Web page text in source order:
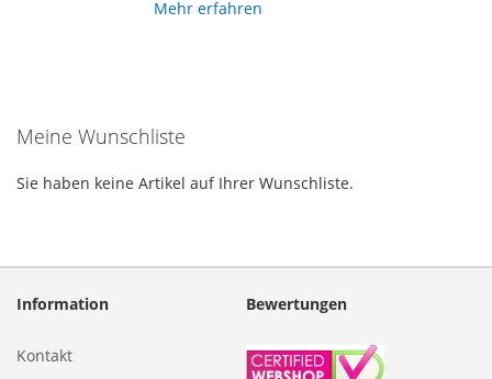
Mehr erfahren
Meine Wunschliste
Sie haben keine Artikel auf Ihrer Wunschliste.
Information
Kontakt
Bewertungen